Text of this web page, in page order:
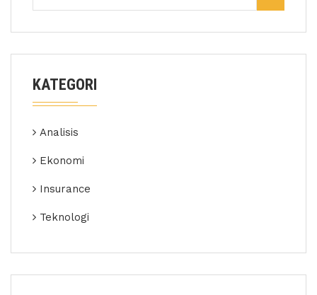
KATEGORI
Analisis
Ekonomi
Insurance
Teknologi